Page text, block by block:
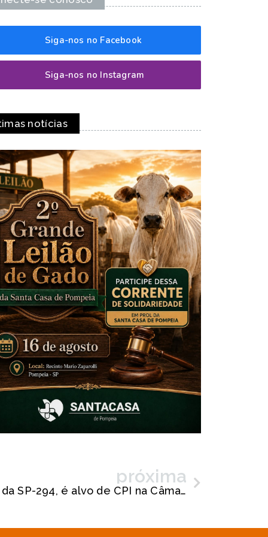
Siga-nos no Facebook
Siga-nos no Instagram
notícias
próxima
Eixo SP, concessionária da SP-294, é alvo de CPI na Câmara de Pompéia